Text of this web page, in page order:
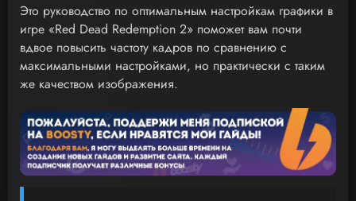
Это руководство по оптимальным настройкам графики в
игре «Red Dead Redemption 2» поможет вам почти
вдвое повысить частоту кадров по сравнению с
максимальными настройками, но практически с таким
же качеством изображения.